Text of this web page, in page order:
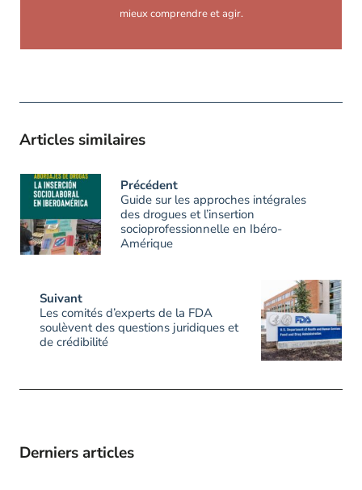
mieux comprendre et agir.
Articles similaires
Précédent
Guide sur les approches intégrales
des drogues et l’insertion
socioprofessionnelle en Ibéro-
Amérique
Suivant
Les comités d’experts de la FDA
soulèvent des questions juridiques et
de crédibilité
Derniers articles